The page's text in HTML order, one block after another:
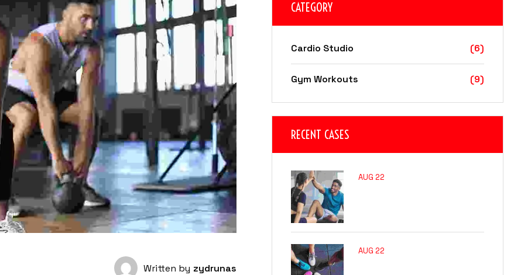
Written by zydrunas
CATEGORY
Cardio Studio (6)
Gym Workouts (9)
RECENT CASES
AUG 22
AUG 22